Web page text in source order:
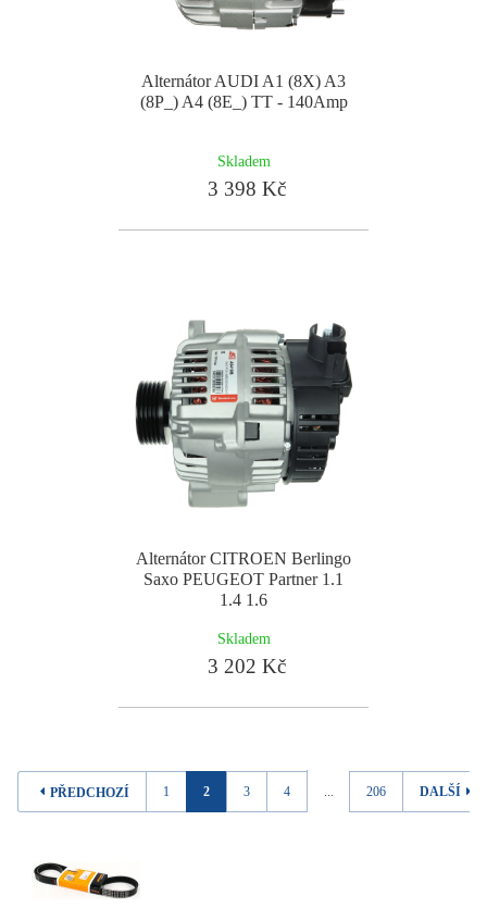
Alternátor AUDI A1 (8X) A3
(8P_) A4 (8E_) TT - 140Amp
Skladem
3 398 Kč
Alternátor CITROEN Berlingo
Saxo PEUGEOT Partner 1.1
1.4 1.6
Skladem
3 202 Kč
PŘEDCHOZÍ 1 2 3 4 ... 206 DALŠÍ